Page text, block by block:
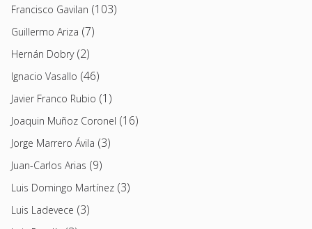
Francisco Gavilan (103)
Guillermo Ariza (7)
Hernán Dobry(2)
Ignacio Vasallo (46)
Javier Franco Rubio (1)
Joaquin Muñoz Coronel (16)
Jorge Marrero Ávila (3)
Juan-Carlos Arias (9)
Luis Domingo Martínez (3)
Luis Ladevece (3)